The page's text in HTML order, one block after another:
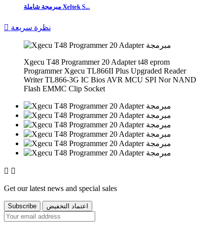
مبرمجة شاملة Xeltek S...
 نظرة سريعة
Xgecu T48 Programmer 20 Adapter t48 eprom
Programmer Xgecu TL866II Plus Upgraded Reader
Writer TL866-3G IC Bios AVR MCU SPI Nor NAND
Flash EMMC Clip Socket
 
Get our latest news and special sales